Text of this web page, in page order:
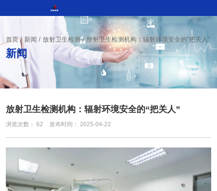
首页/ 新闻 / 放射卫生检测 /放射卫生检测机构：辐射环境安全的“把关人”
新闻
放射卫生检测机构：辐射环境安全的“把关人”
浏览次数： 62 发布时间： 2025-04-22